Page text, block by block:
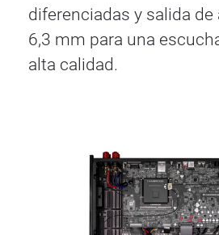
diferenciadas y salida de
6,3 mm para una
alta calidad.